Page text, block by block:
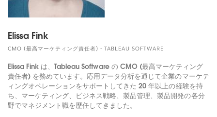
Elissa Fink
CMO (最高マーケティング責任者) - TABLEAU SOFTWARE
Elissa Fink は、Tableau Software の CMO (最高マーケティング
責任者) を務めています。応用データ分析を通じて企業のマーケテ
ィングオペレーションをサポートしてきた 20 年以上の経験を持
ち、マーケティング、ビジネス戦略、製品管理、製品開発の各分
野でマネジメント職を歴任してきました。